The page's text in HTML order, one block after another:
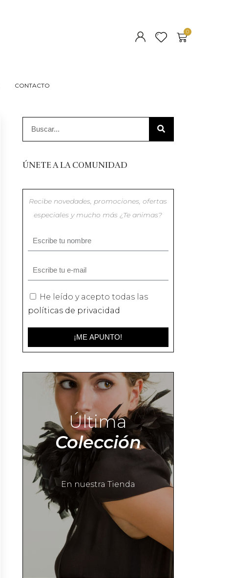
CONTACTO
ÚNETE A LA COMUNIDAD
Recibe novedades, promociones, ofertas
especiales y mucho más ¿Te animas?
He leído y acepto todas las
políticas de privacidad
¡ME APUNTO!
Última
Colección
En nuestra Tienda